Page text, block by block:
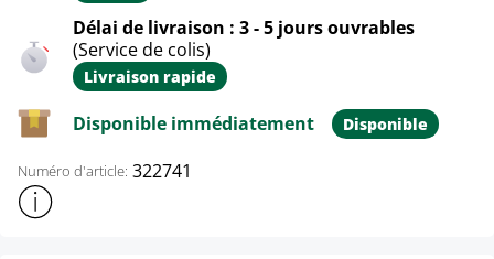
Délai de livraison : 3 - 5 jours ouvrables
(Service de colis)
Livraison rapide
Disponible immédiatement Disponible
Numéro d'article: 322741
Afficher plus d'informations sur le produit